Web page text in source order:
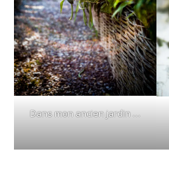
Dans mon ancien jardin …